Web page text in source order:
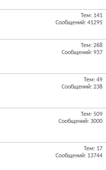
Тем: 141
Сообщений: 41295
Тем: 268
Сообщений: 937
Тем: 49
Сообщений: 238
Тем: 509
Сообщений: 3000
Тем: 17
Сообщений: 13744